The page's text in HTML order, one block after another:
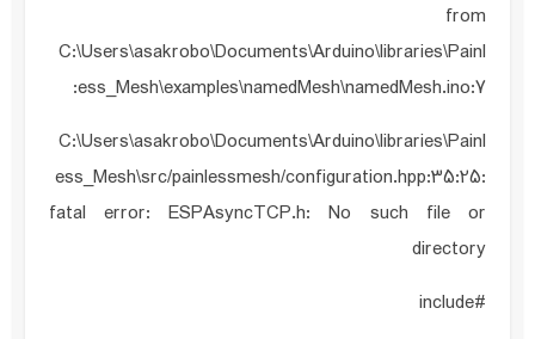
from
C:\Users\asakrobo\Documents\Arduino\libraries\Painl
ess_Mesh\examples\namedMesh\namedMesh.ino:7:
C:\Users\asakrobo\Documents\Arduino\libraries\Painl
ess_Mesh\src/painlessmesh/configuration.hpp:35:25:
fatal error: ESPAsyncTCP.h: No such file or
directory
#include